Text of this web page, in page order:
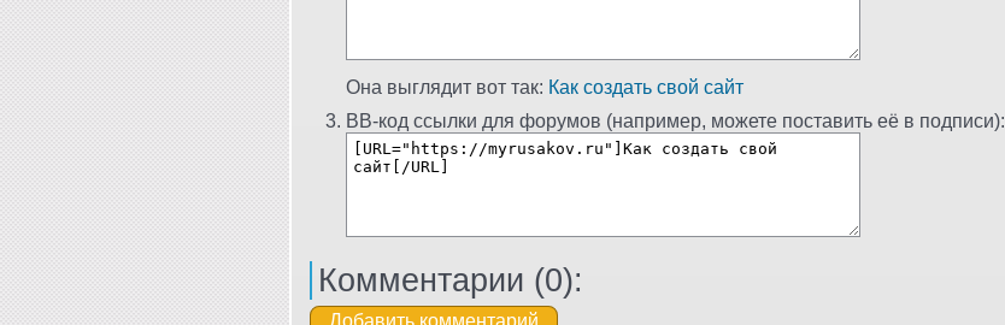
Она выглядит вот так: Как создать свой сайт
BB-код ссылки для форумов (например, можете поставить её в подписи):
Комментарии (0):